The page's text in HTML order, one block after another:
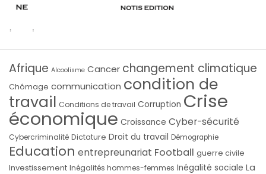
Afrique Alcoolisme Cancer changement climatique
Chômage communication condition de
travail Conditions de travail Corruption Crise
économique Croissance Cyber-sécurité
Cybercriminalité Dictature Droit du travail Démographie
Education entrepreunariat Football guerre civile
Investissement Inégalités hommes-femmes Inégalité sociale La